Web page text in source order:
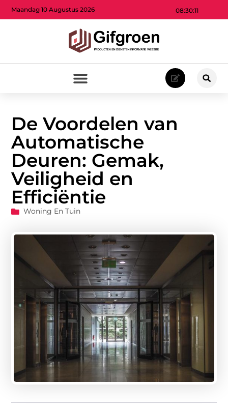
08:30:13
Maandag 10 Augustus 2026
De Voordelen van
Automatische
Deuren: Gemak,
Veiligheid en
Efficiëntie
Woning En Tuin